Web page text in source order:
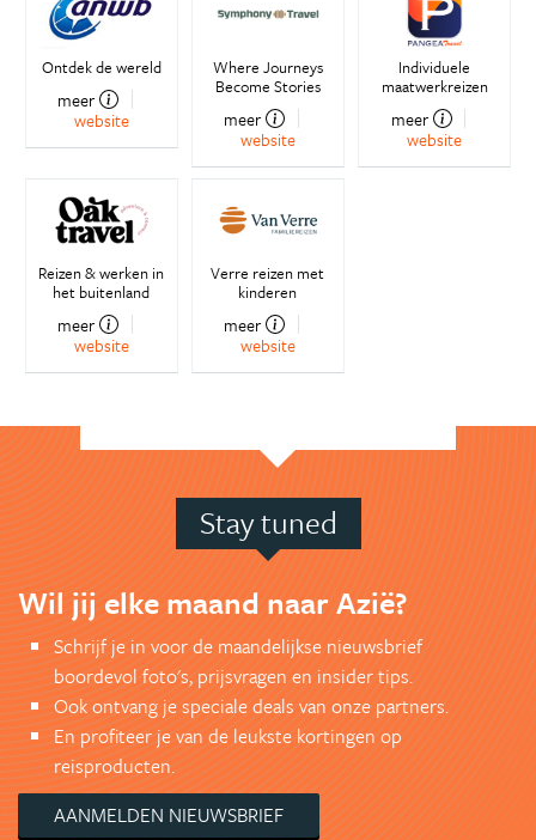
Ontdek de wereld
meer
website
Where Journeys
Become Stories
meer
website
Individuele
maatwerkreizen
meer
website
Reizen & werken in
het buitenland
meer
website
Verre reizen met
kinderen
meer
website
Stay tuned
Wil jij elke maand naar Azië?
Schrijf je in voor de maandelijkse nieuwsbrief
boordevol foto's, prijsvragen en insider tips.
Ook ontvang je speciale deals van onze partners.
En profiteer je van de leukste kortingen op
reisproducten.
AANMELDEN NIEUWSBRIEF